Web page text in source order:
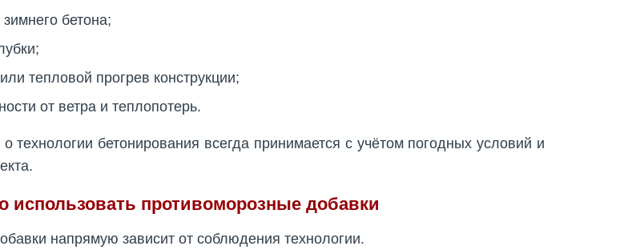
бетона;
тепловой прогрев конструкции;
от ветра и теплопотерь.
технологии бетонирования всегда принимается с учётом погодных условий и
использовать противоморозные добавки
напрямую зависит от соблюдения технологии.